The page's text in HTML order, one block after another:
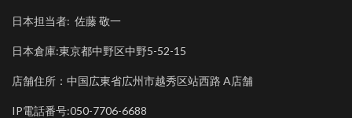
日本担当者: 佐藤 敬一
日本倉庫:東京都中野区中野5-52-15
店舗住所：中国広東省広州市越秀区站西路 A店舗
IP電話番号:050-7706-6688